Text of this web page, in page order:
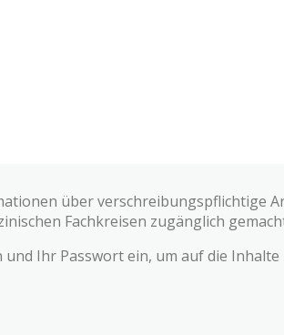
über verschreibungspflichtige
Fachkreisen zugänglich
Ihr Passwort ein, um auf die